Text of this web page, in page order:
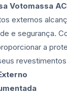
Votomassa
externos
e segurança.
a